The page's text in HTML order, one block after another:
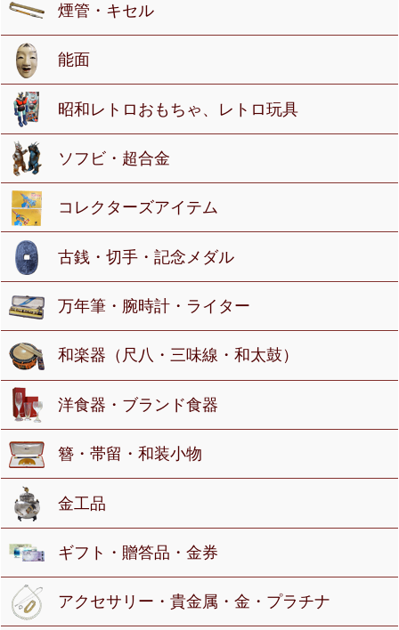
煙管・キセル
能面
昭和レトロおもちゃ、レトロ玩具
ソフビ・超合金
コレクターズアイテム
古銭・切手・記念メダル
万年筆・腕時計・ライター
和楽器（尺八・三味線・和太鼓）
洋食器・ブランド食器
簪・帯留・和装小物
金工品
ギフト・贈答品・金券
アクセサリー・貴金属・金・プラチナ